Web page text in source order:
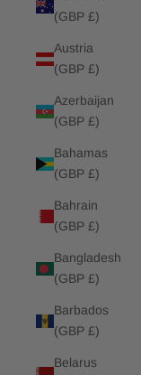
(GBP £)
Austria
(GBP £)
Azerbaijan
(GBP £)
Bahamas
(GBP £)
Bahrain
(GBP £)
Bangladesh
(GBP £)
Barbados
(GBP £)
Belarus